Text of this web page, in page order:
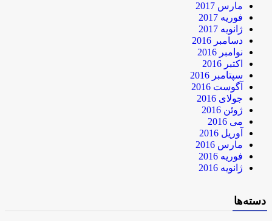
مارس 2017
فوریه 2017
ژانویه 2017
دسامبر 2016
نوامبر 2016
اکتبر 2016
سپتامبر 2016
آگوست 2016
جولای 2016
ژوئن 2016
می 2016
آوریل 2016
مارس 2016
فوریه 2016
ژانویه 2016
دسته‌ها